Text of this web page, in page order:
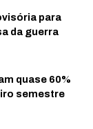
para
da guerra
quase 60%
semestre